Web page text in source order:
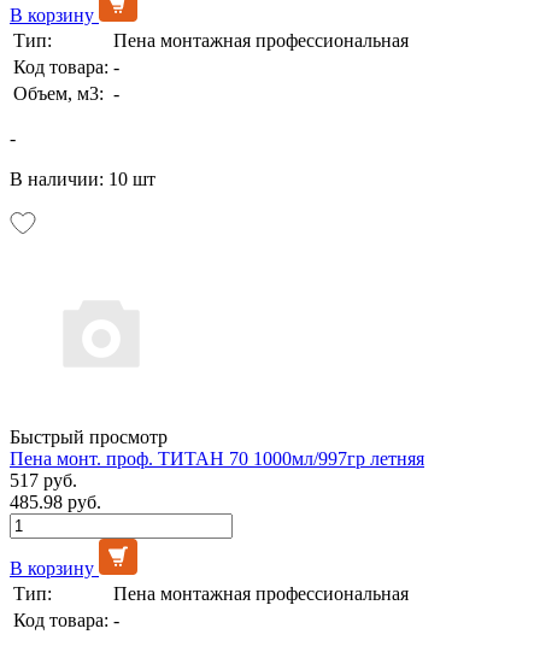
В корзину
Тип:
Пена монтажная профессиональная
Код товара: -
Объем, м3: -
-
В наличии: 10 шт
Быстрый просмотр
Пена монт. проф. ТИТАН 70 1000мл/997гр летняя
517 руб.
485.98 руб.
В корзину
Тип:
Пена монтажная профессиональная
Код товара: -